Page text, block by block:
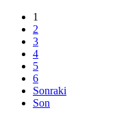
1
2
3
4
5
6
Sonraki
Son